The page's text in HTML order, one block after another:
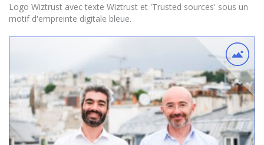
Logo Wiztrust avec texte Wiztrust et 'Trusted sources' sous un
motif d'empreinte digitale bleue.